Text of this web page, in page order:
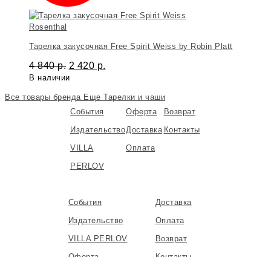
Rosenthal
Тарелка закусочная Free Spirit Weiss by Robin Platt
4 840р. 2 420 р.
В наличии
Все товары бренда Еще Тарелки и чаши
События
Издательство
VILLA
PERLOV
Оферта
Доставка
Оплата
Возврат
Контакты
События
Издательство
VILLA PERLOV
Доставка
Оплата
Возврат